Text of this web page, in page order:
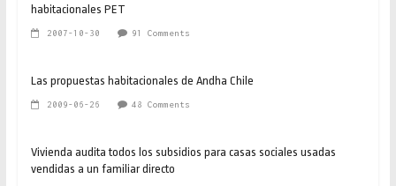
habitacionales PET
2007-10-30 91 Comments
Las propuestas habitacionales de Andha Chile
2009-06-26 48 Comments
Vivienda audita todos los subsidios para casas sociales usadas
vendidas a un familiar directo